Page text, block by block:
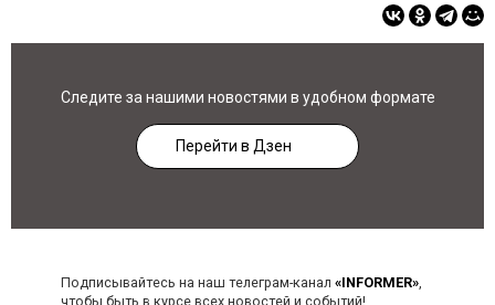
Следите за нашими новостями в удобном формате
Перейти в Дзен
Подписывайтесь на наш телеграм-канал «INFORMER»,
чтобы быть в курсе всех новостей и событий!